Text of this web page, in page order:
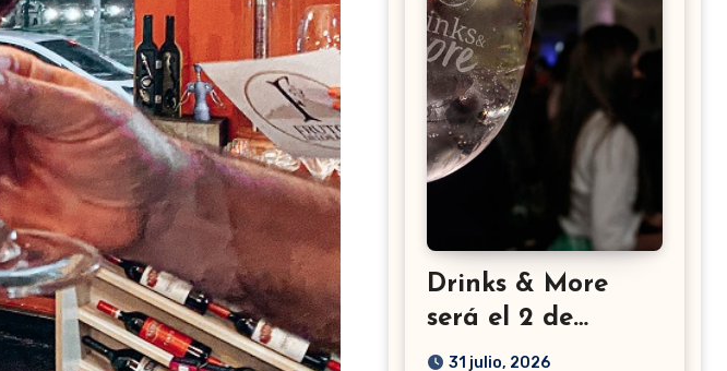
Drinks & More
será el 2 de
setiembre en el
31 julio, 2026